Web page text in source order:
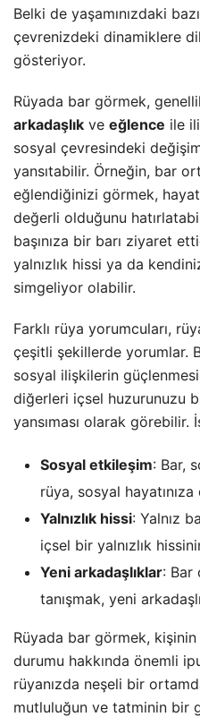
Belki de yaşamınızdaki
çevrenizdeki dinamiklere
gösteriyor.
Rüyada bar görmek,
arkadaşlık ve eğlence ile
sosyal çevresindeki
yansıtabilir. Örneğin, bar
eğlendiğinizi görmek,
değerli olduğunu
başınıza bir barı ziyaret
yalnızlık hissi ya da
simgeliyor olabilir.
Farklı rüya yorumcuları,
çeşitli şekillerde yorumlar.
sosyal ilişkilerin
diğerleri içsel huzurunuzu
yansıması olarak görebilir.
Sosyal etkileşim: Bar,
rüya, sosyal
Yalnızlık hissi: Yalnız
içsel bir yalnızlık
Yeni arkadaşlıklar: Bar
tanışmak, yeni
Rüyada bar görmek,
durumu hakkında önemli
rüyanızda neşeli bir
mutluluğun ve tatminin bir